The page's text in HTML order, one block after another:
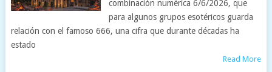
combinación numérica 6/6/2026, que
para algunos grupos esotéricos guarda
relación con el famoso 666, una cifra que durante décadas ha
estado
Read More